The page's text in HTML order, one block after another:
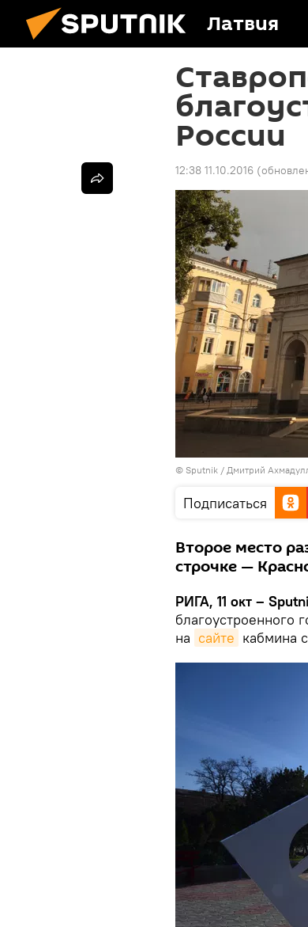
Латвия
России
12:38 11.10.2016
© Sputnik / Дмитрий
Подписаться
Второе место
строчке —
РИГА, 11 окт –
благоустроенного
на сайте кабмина